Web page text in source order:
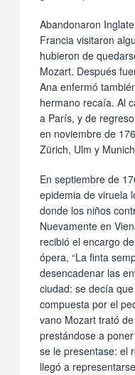
Abandonaron
Francia visitaron
hubieron de
Mozart. Después
Ana enfermó
hermano recaía. Al
a París, y de
en noviembre de
Zürich, Ulm y
En septiembre de
epidemia de viruela
donde los niños
Nuevamente en
recibió el encargo
ópera, “La finta
desencadenar las
ciudad: se decía
compuesta por el
vano Mozart trató
prestándose a
se le presentase: el
llegó a